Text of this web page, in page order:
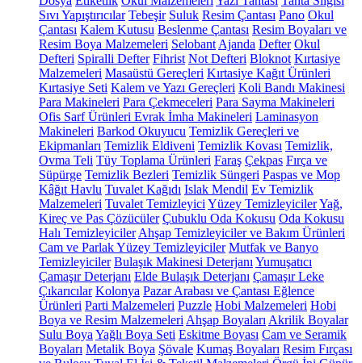
Sıvı Yapıştırıcılar Tebeşir Suluk Resim Çantası Pano Okul
Çantası Kalem Kutusu Beslenme Çantası Resim Boyaları ve
Resim Boya Malzemeleri Selobant Ajanda Defter Okul
Defteri Spiralli Defter Fihrist Not Defteri Bloknot Kırtasiye
Malzemeleri Masaüstü Gereçleri Kırtasiye Kağıt Ürünleri
Kırtasiye Seti Kalem ve Yazı Gereçleri Koli Bandı Makinesi
Para Makineleri Para Çekmeceleri Para Sayma Makineleri
Ofis Sarf Ürünleri Evrak İmha Makineleri Laminasyon
Makineleri Barkod Okuyucu Temizlik Gereçleri ve
Ekipmanları Temizlik Eldiveni Temizlik Kovası Temizlik,
Ovma Teli Tüy Toplama Ürünleri Faraş Çekpas Fırça ve
Süpürge Temizlik Bezleri Temizlik Süngeri Paspas ve Mop
Kâğıt Havlu Tuvalet Kağıdı Islak Mendil Ev Temizlik
Malzemeleri Tuvalet Temizleyici Yüzey TemizleyicilerYağ,
Kireç ve Pas Çözücüler Çubuklu Oda Kokusu Oda Kokusu
Halı Temizleyiciler Ahşap Temizleyiciler ve Bakım Ürünleri
Cam ve Parlak Yüzey Temizleyiciler Mutfak ve Banyo
Temizleyiciler Bulaşık Makinesi Deterjanı Yumuşatıcı
Çamaşır Deterjanı Elde Bulaşık Deterjanı Çamaşır Leke
Çıkarıcılar Kolonya Pazar Arabası ve Çantası Eğlence
Ürünleri Parti Malzemeleri Puzzle Hobi Malzemeleri Hobi
Boya ve Resim Malzemeleri Ahşap Boyaları Akrilik Boyalar
Sulu Boya Yağlı Boya Seti Eskitme Boyası Cam ve Seramik
Boyaları Metalik Boya Şövale Kumaş Boyaları Resim Fırçası